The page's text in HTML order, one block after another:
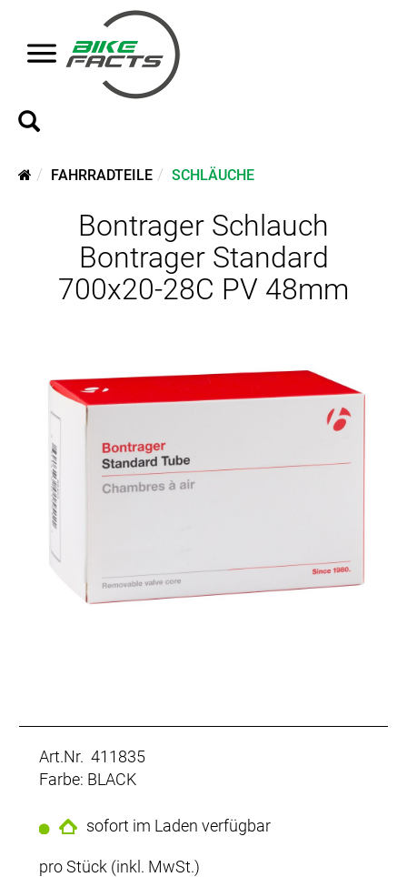
FAHRRADTEILE SCHLÄUCHE
Bontrager Schlauch
Bontrager Standard
700x20-28C PV 48mm
Art.Nr. 411835
Farbe: BLACK
sofort im Laden verfügbar
pro Stück (inkl. MwSt.)